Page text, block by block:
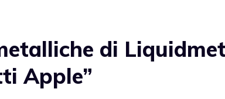
di
Apple”